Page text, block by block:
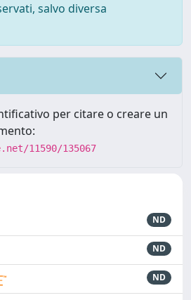
salvo diversa
per citare o creare un
11590/135067
ND
ND
ND